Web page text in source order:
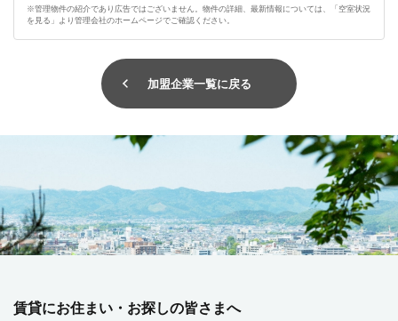
※管理物件の紹介であり広告ではございません。物件の詳細、最新情報については、「空室状況
を見る」より管理会社のホームページでご確認ください。
加盟企業一覧に戻る
賃貸にお住まい・お探しの皆さまへ